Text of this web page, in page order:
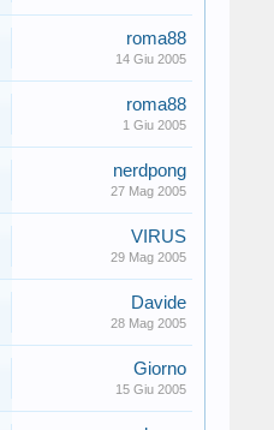
roma88
14 Giu 2005
roma88
1 Giu 2005
nerdpong
27 Mag 2005
VIRUS
29 Mag 2005
Davide
28 Mag 2005
Giorno
15 Giu 2005